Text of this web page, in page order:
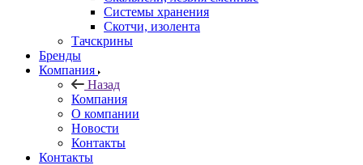
Системы хранения
Скотчи, изолента
Тачскрины
Бренды
Компания
Назад
Компания
О компании
Новости
Контакты
Контакты